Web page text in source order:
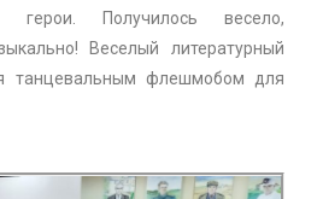
герои. Получилось весело,
Веселый литературный
танцевальным флешмобом для